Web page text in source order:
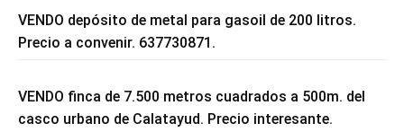
VENDO depósito de metal para gasoil de 200 litros.
Precio a convenir. 637730871.
VENDO finca de 7.500 metros cuadrados a 500m. del
casco urbano de Calatayud. Precio interesante.